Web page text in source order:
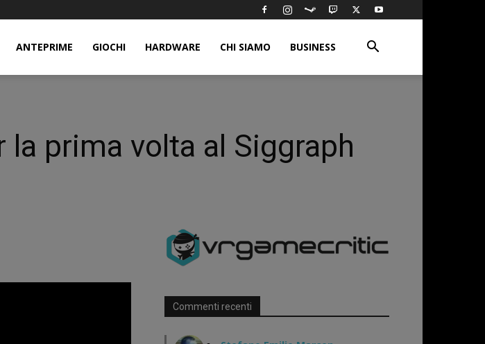
ANTEPRIME GIOCHI HARDWARE CHI SIAMO BUSINESS
la prima volta al Siggraph
Commenti recenti